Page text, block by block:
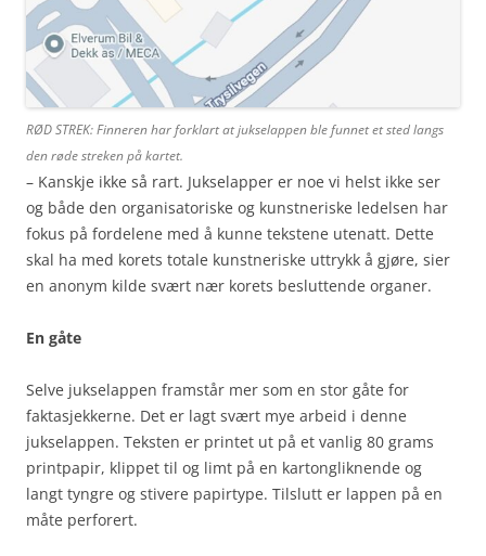
RØD STREK: Finneren har forklart at jukselappen ble funnet et sted langs
den røde streken på kartet.
– Kanskje ikke så rart. Jukselapper er noe vi helst ikke ser
og både den organisatoriske og kunstneriske ledelsen har
fokus på fordelene med å kunne tekstene utenatt. Dette
skal ha med korets totale kunstneriske uttrykk å gjøre, sier
en anonym kilde svært nær korets besluttende organer.
En gåte
Selve jukselappen framstår mer som en stor gåte for
faktasjekkerne. Det er lagt svært mye arbeid i denne
jukselappen. Teksten er printet ut på et vanlig 80 grams
printpapir, klippet til og limt på en kartongliknende og
langt tyngre og stivere papirtype. Tilslutt er lappen på en
måte perforert.